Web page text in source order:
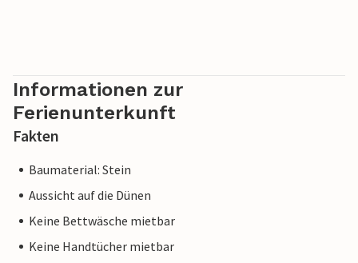
Informationen zur
Ferienunterkunft
Fakten
Baumaterial: Stein
Aussicht auf die Dünen
Keine Bettwäsche mietbar
Keine Handtücher mietbar